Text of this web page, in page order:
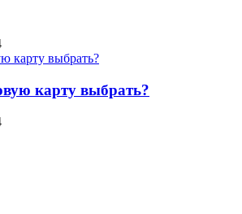
карту выбрать?